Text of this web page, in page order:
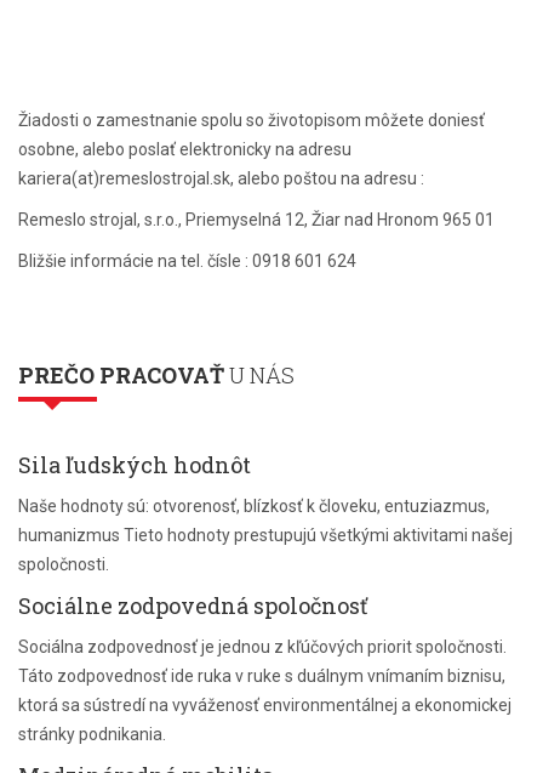
Žiadosti o zamestnanie spolu so životopisom môžete doniesť
osobne, alebo poslať elektronicky na adresu
kariera(at)remeslostrojal.sk, alebo poštou na adresu :
Remeslo strojal, s.r.o., Priemyselná 12, Žiar nad Hronom 965 01
Bližšie informácie na tel. čísle : 0918 601 624
PREČO PRACOVAŤU NÁS
Sila ľudských hodnôt
Naše hodnoty sú: otvorenosť, blízkosť k človeku, entuziazmus,
humanizmus Tieto hodnoty prestupujú všetkými aktivitami našej
spoločnosti.
Sociálne zodpovedná spoločnosť
Sociálna zodpovednosť je jednou z kľúčových priorit spoločnosti.
Táto zodpovednosť ide ruka v ruke s duálnym vnímaním biznisu,
ktorá sa sústredí na vyváženosť environmentálnej a ekonomickej
stránky podnikania.